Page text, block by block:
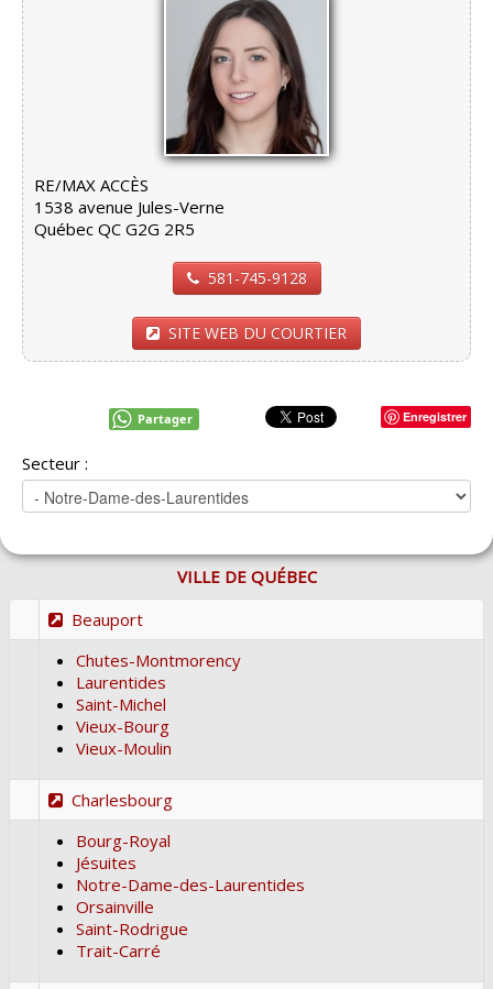
RE/MAX ACCÈS
1538 avenue Jules-Verne
Québec QC G2G 2R5
581-745-9128
SITE WEB DU COURTIER
Enregistrer
Partager
Secteur :
VILLE DE QUÉBEC
Beauport
Chutes-Montmorency
Laurentides
Saint-Michel
Vieux-Bourg
Vieux-Moulin
Charlesbourg
Bourg-Royal
Jésuites
Notre-Dame-des-Laurentides
Orsainville
Saint-Rodrigue
Trait-Carré